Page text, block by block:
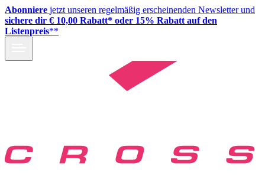
Abonniere jetzt unseren regelmäßig erscheinenden Newsletter und
sichere dir € 10,00 Rabatt* oder 15% Rabatt auf den
Listenpreis**